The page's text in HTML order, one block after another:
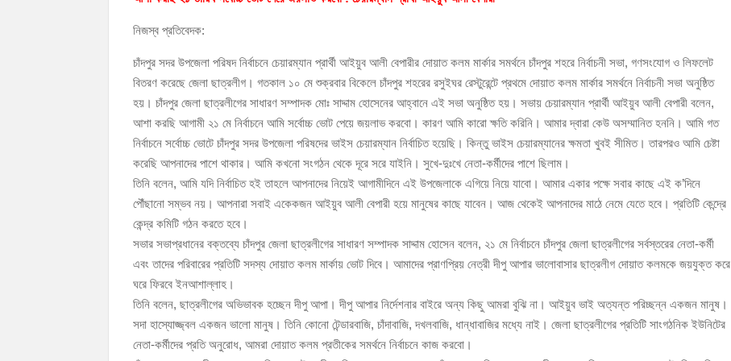
কচুয়ায় পৃথক অভিযানে ২০১ পিস ইয়াবা ও ৫০ গ্রাম গাঁজাসহ ৩ মাদক কারবারি গ্রেপ্তার
নিজস্ব প্রতিবেদক:
চাঁদপুর সদর উপজেলা পরিষদ নির্বাচনে চেয়ারম্যান প্রার্থী আইয়ুব আলী বেপারীর দোয়াত কলম মার্কার সমর্থনে চাঁদপুর শহরে নির্বাচনী সভা, গণসংযোগ ও লিফলেট
বিতরণ করেছে জেলা ছাত্রলীগ। গতকাল ১০ মে শুক্রবার বিকেলে চাঁদপুর শহরের রসুইঘর রেস্টুরেন্টে প্রথমে দোয়াত কলম মার্কার সমর্থনে নির্বাচনী সভা অনুষ্ঠিত
হয়। চাঁদপুর জেলা ছাত্রলীগের সাধারণ সম্পাদক মোঃ সাদ্দাম হোসেনের আহ্বানে এই সভা অনুষ্ঠিত হয়। সভায় চেয়ারম্যান প্রার্থী আইয়ুব আলী বেপারী বলেন,
আশা করছি আগামী ২১ মে নির্বাচনে আমি সর্বোচ্চ ভোট পেয়ে জয়লাভ করবো। কারণ আমি কারো ক্ষতি করিনি। আমার দ্বারা কেউ অসম্মানিত হননি। আমি গত
নির্বাচনে সর্বোচ্চ ভোটে চাঁদপুর সদর উপজেলা পরিষদের ভাইস চেয়ারম্যান নির্বাচিত হয়েছি। কিন্তু ভাইস চেয়ারম্যানের ক্ষমতা খুবই সীমিত। তারপরও আমি চেষ্টা
করেছি আপনাদের পাশে থাকার। আমি কখনো সংগঠন থেকে দূরে সরে যাইনি। সুখে-দুঃখে নেতা-কর্মীদের পাশে ছিলাম।
তিনি বলেন, আমি যদি নির্বাচিত হই তাহলে আপনাদের নিয়েই আগামীদিনে এই উপজেলাকে এগিয়ে নিয়ে যাবো। আমার একার পক্ষে সবার কাছে এই ক’দিনে
পৌঁছানো সম্ভব নয়। আপনারা সবাই একেকজন আইয়ুব আলী বেপারী হয়ে মানুষের কাছে যাবেন। আজ থেকেই আপনাদের মাঠে নেমে যেতে হবে। প্রতিটি কেন্দ্রে
কেন্দ্র কমিটি গঠন করতে হবে।
সভার সভাপ্রধানের বক্তব্যে চাঁদপুর জেলা ছাত্রলীগের সাধারণ সম্পাদক সাদ্দাম হোসেন বলেন, ২১ মে নির্বাচনে চাঁদপুর জেলা ছাত্রলীগের সর্বস্তরের নেতা-কর্মী
এবং তাদের পরিবারের প্রতিটি সদস্য দোয়াত কলম মার্কায় ভোট দিবে। আমাদের প্রাণপ্রিয় নেত্রী দীপু আপার ভালোবাসার ছাত্রলীগ দোয়াত কলমকে জয়যুক্ত করে
ঘরে ফিরবে ইনআশাল্লাহ।
তিনি বলেন, ছাত্রলীগের অভিভাবক হচ্ছেন দীপু আপা। দীপু আপার নির্দেশনার বাইরে অন্য কিছু আমরা বুঝি না। আইয়ুব ভাই অত্যন্ত পরিচ্ছন্ন একজন মানুষ।
সদা হাস্যোজ্জ্বল একজন ভালো মানুষ। তিনি কোনো টেন্ডারবাজি, চাঁদাবাজি, দখলবাজি, ধান্ধাবাজির মধ্যে নাই। জেলা ছাত্রলীগের প্রতিটি সাংগঠনিক ইউনিটের
নেতা-কর্মীদের প্রতি অনুরোধ, আমরা দোয়াত কলম প্রতীকের সমর্থনে নির্বাচনে কাজ করবো।